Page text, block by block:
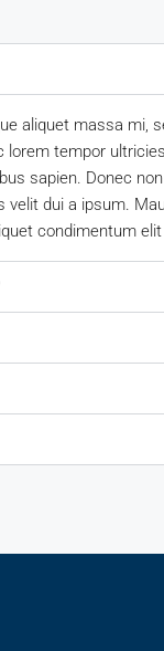
aliquet massa
tempor
sapien. Donec
dui a ipsum.
condimentum